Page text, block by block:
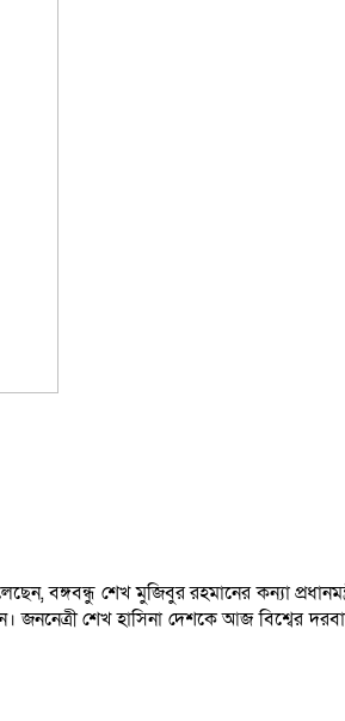
বঙ্গবন্ধু শেখ মুজিবুর রহমানের কন্যা
জননেত্রী শেখ হাসিনা দেশকে আজ বিশ্বের